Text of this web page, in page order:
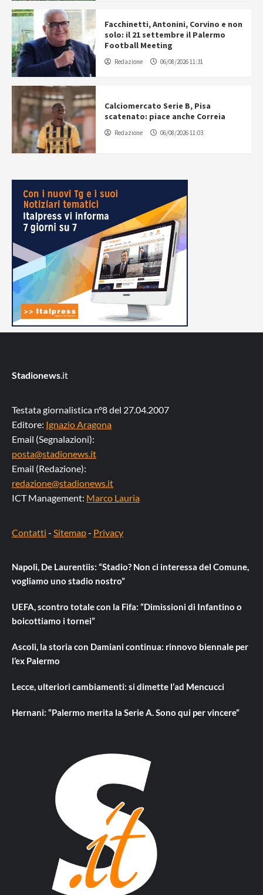
Facchinetti, Antonini, Corvino e non
solo: il 21 settembre il Palermo
Football Meeting
Redazione 06/08/2026 11:31
Calciomercato Serie B, Pisa
scatenato: piace anche Correia
Redazione 06/08/2026 11:03
Stadionews.it
Testata giornalistica n°8 del 27.04.2007
Editore: Ignazio Aragona
Email (Segnalazioni):
posta@stadionews.it
Email (Redazione):
redazione@stadionews.it
ICT Management: Marco Lauria
Contatti - Sitemap- Privacy
Napoli, De Laurentiis: “Stadio? Non ci interessa del Comune,
vogliamo uno stadio nostro”
UEFA, scontro totale con la Fifa: “Dimissioni di Infantino o
boicottiamo i tornei”
Ascoli, la storia con Damiani continua: rinnovo biennale per
l’ex Palermo
Lecce, ulteriori cambiamenti: si dimette l’ad Mencucci
Hernani: “Palermo merita la Serie A. Sono qui per vincere”